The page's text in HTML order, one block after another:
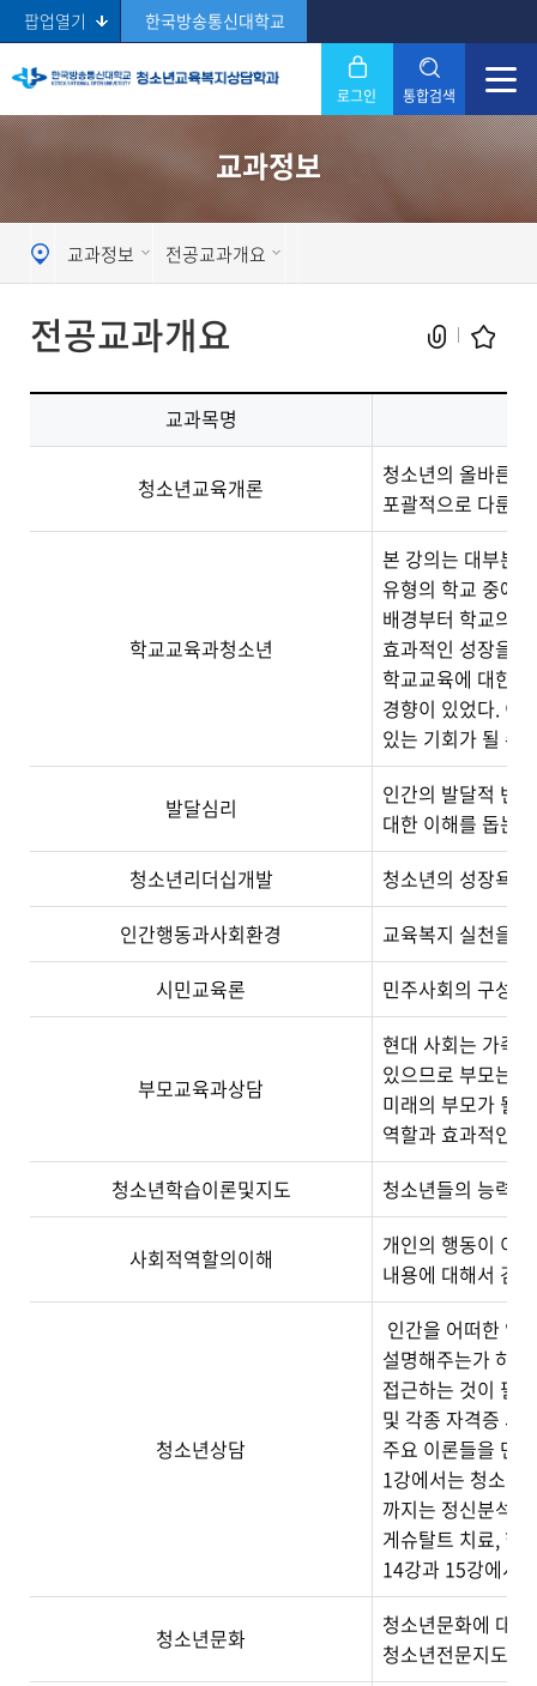
팝업열기 한국방송통신대학교
로그인 통합검색
Search 닫기
교과정보
교과정보 전공교과개요
현재 페이지를 즐겨찾는 메뉴로
등록하시겠습니까?
메뉴추가
전공교과개요
교과목명
청소년교육개론
청소년의 올바른
포괄적으로 다룬다.
학교교육과청소년
본 강의는 대부분
유형의 학교 중에
배경부터 학교의
효과적인 성장을
학교교육에 대한
경향이 있었다. 이
있는 기회가 될 수
발달심리
인간의 발달적 변
대한 이해를 돕는
청소년리더십개발
청소년의 성장욕
인간행동과사회환경
교육복지 실천을
시민교육론
민주사회의 구성
부모교육과상담
현대 사회는 가족
있으므로 부모는
미래의 부모가 될
역할과 효과적인
청소년학습이론및지도
청소년들의 능력
사회적역할의이해
개인의 행동이 이
내용에 대해서 검
청소년상담
인간을 어떠한 입
설명해주는가 하
접근하는 것이 필
및 각종 자격증 시
주요 이론들을 면
1강에서는 청소년
까지는 정신분석
게슈탈트 치료, 현
14강과 15강에서
청소년문화
청소년문화에 대
청소년전문지도사